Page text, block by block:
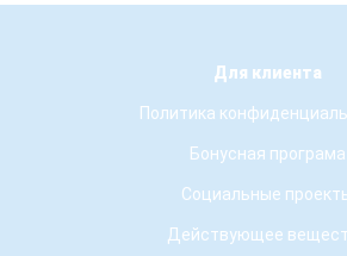
Для клиента
Политика
Бонусная програма
Социальные
Действующее